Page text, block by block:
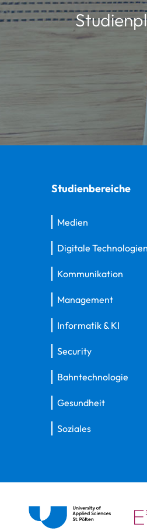
Studienbereiche
Medien
Digitale Technologien
Kommunikation
Management
Informatik & KI
Security
Bahntechnologie
Gesundheit
Soziales